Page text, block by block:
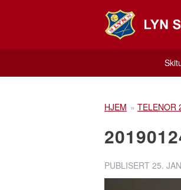
HJEM » TELENOR
PUBLISERT 25.